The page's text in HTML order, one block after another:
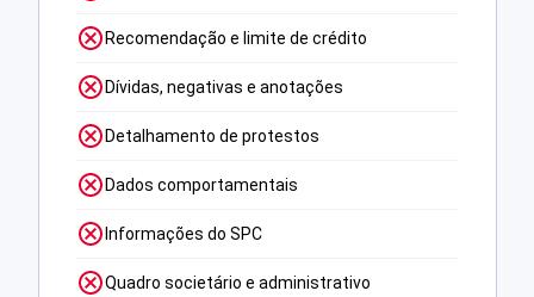
Recomendação e limite de crédito
Dívidas, negativas e anotações
Detalhamento de protestos
Dados comportamentais
Informações do SPC
Quadro societário e administrativo